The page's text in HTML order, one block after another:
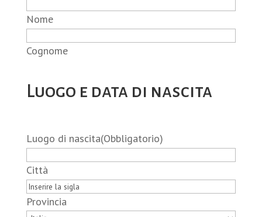
Nome
Cognome
Luogo e data di nascita
Luogo di nascita(Obbligatorio)
Città
Provincia